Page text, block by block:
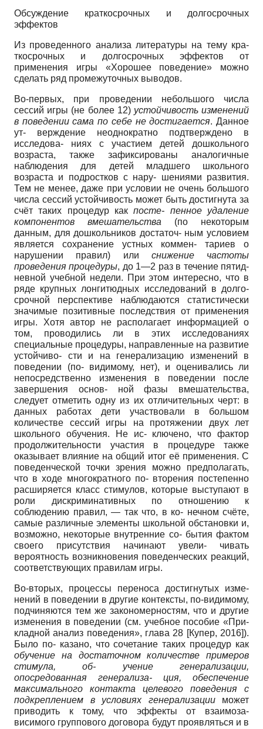
Обсуждение краткосрочных и долгосрочных
эффектов
Из проведенного анализа литературы на тему кра-
ткосрочных и долгосрочных эффектов от
применения игры «Хорошее поведение» можно
сделать ряд промежуточных выводов.
Во-первых, при проведении небольшого числа
сессий игры (не более 12) устойчивость изменений
в поведении сама по себе не достигается. Данное
ут- верждение неоднократно подтверждено в
исследова- ниях с участием детей дошкольного
возраста, также зафиксированы аналогичные
наблюдения для детей младшего школьного
возраста и подростков с нару- шениями развития.
Тем не менее, даже при условии не очень большого
числа сессий устойчивость может быть достигнута за
счёт таких процедур какпосте- пенное удаление
компонентов вмешательства (по некоторым
данным, для дошкольников достаточ- ным условием
является сохранение устных коммен- тариев о
нарушении правил) или снижение частоты
проведения процедуры, до 1—2 раз в течение пятид-
невной учебной недели. При этом интересно, что в
ряде крупных лонгитюдных исследований в долго-
срочной перспективе наблюдаются статистически
значимые позитивные последствия от применения
игры. Хотя автор не располагает информацией о
том, проводились ли в этих исследованиях
специальные процедуры, направленные на развитие
устойчиво- сти и на генерализацию изменений в
поведении (по- видимому, нет), и оценивались ли
непосредственно изменения в поведении после
завершения основ- ной фазы вмешательства,
следует отметить одну из их отличительных черт: в
данных работах дети участвовали в большом
количестве сессий игры на протяжении двух лет
школьного обучения. Не ис- ключено, что фактор
продолжительности участия в процедуре также
оказывает влияние на общий итог её применения. С
поведенческой точки зрения можно предполагать,
что в ходе многократного по- вторения постепенно
расширяется класс стимулов, которые выступают в
роли дискриминативных по отношению к
соблюдению правил, — так что, в ко- нечном счёте,
самые различные элементы школьной обстановки и,
возможно, некоторые внутренние со- бытия фактом
своего присутствия начинают увели- чивать
вероятность возникновения поведенческих реакций,
соответствующих правилам игры.
Во-вторых, процессы переноса достигнутых изме-
нений в поведении в другие контексты, по-видимому,
подчиняются тем же закономерностям, что и другие
изменения в поведении (см. учебное пособие «При-
кладной анализ поведения», глава 28 [Купер, 2016]).
Было по- казано, что сочетание таких процедур как
обучение на достаточном количестве примеров
стимула, об- учение генерализации,
опосредованная генерализа- ция, обеспечение
максимального контакта целевого поведения с
подкреплением в условиях генерализацииможет
приводить к тому, что эффекты от взаимоза-
висимого группового договора будут проявляться и в